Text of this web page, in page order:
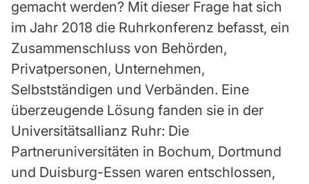
gemacht werden? Mit dieser Frage hat sich
im Jahr 2018 die Ruhrkonferenz befasst, ein
Zusammenschluss von Behörden,
Privatpersonen, Unternehmen,
Selbstständigen und Verbänden. Eine
überzeugende Lösung fanden sie in der
Universitätsallianz Ruhr: Die
Partneruniversitäten in Bochum, Dortmund
und Duisburg-Essen waren entschlossen,